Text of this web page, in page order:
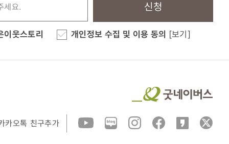
신청
이웃스토리 개인정보 수집 및 이용 동의 [보기]
카오톡 친구추가